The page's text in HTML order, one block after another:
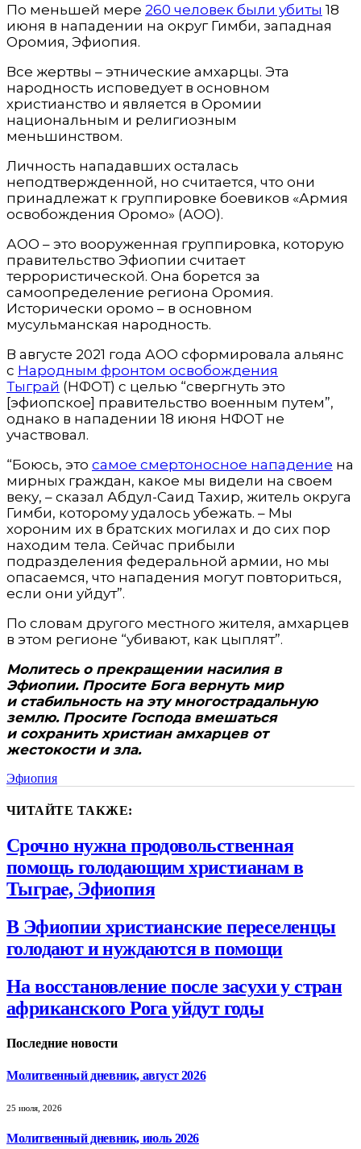
По меньшей мере 260 человек были убиты 18
июня в нападении на округ Гимби, западная
Оромия, Эфиопия.
Все жертвы – этнические амхарцы. Эта
народность исповедует в основном
христианство и является в Оромии
национальным и религиозным
меньшинством.
Личность нападавших осталась
неподтвержденной, но считается, что они
принадлежат к группировке боевиков «Армия
освобождения Оромо» (АОО).
АОО – это вооруженная группировка, которую
правительство Эфиопии считает
террористической. Она борется за
самоопределение региона Оромия.
Исторически оромо – в основном
мусульманская народность.
В августе 2021 года АОО сформировала альянс
с Народным фронтом освобождения
Тыграй (НФОТ) с целью “свергнуть это
[эфиопское] правительство военным путем”,
однако в нападении 18 июня НФОТ не
участвовал.
“Боюсь, это самое смертоносное нападение на
мирных граждан, какое мы видели на своем
веку, – сказал Абдул-Саид Тахир, житель округа
Гимби, которому удалось убежать. – Мы
хороним их в братских могилах и до сих пор
находим тела. Сейчас прибыли
подразделения федеральной армии, но мы
опасаемся, что нападения могут повториться,
если они уйдут”.
По словам другого местного жителя, амхарцев
в этом регионе “убивают, как цыплят”.
Молитесь о прекращении насилия в
Эфиопии. Просите Бога вернуть мир
и стабильность на эту многострадальную
землю. Просите Господа вмешаться
и сохранить христиан амхарцев от
жестокости и зла.
Эфиопия
ЧИТАЙТЕ ТАКЖЕ:
Срочно нужна продовольственная
помощь голодающим христианам в
Тыграе, Эфиопия
В Эфиопии христианские переселенцы
голодают и нуждаются в помощи
На восстановление после засухи у стран
африканского Рога уйдут годы
Последние новости
Молитвенный дневник, август 2026
25 июля, 2026
Молитвенный дневник, июль 2026